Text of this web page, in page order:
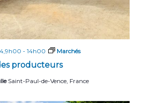
producteurs
- 14h00 Marchés
Saint-Paul-de-Vence, France